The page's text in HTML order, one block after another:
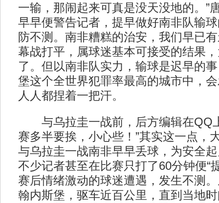
一输，那闹起来可真是没天没地的。”
早早便警告记者，提早做好南非队输球
防不测。南非糟糕的治安，我们早已
幕战打平，属球迷基本可接受的结果
了。但以南非队实力，输球是迟早的
堡这个全世界犯罪率最高的城市中，
人人都捏着一把汗。
与乌拉圭一战前，后方编辑在QQ
赛多半要挨，小心些！”其实这一点，
与乌拉圭一战南非早早丢球，为安全
不少记者甚至在比赛只打了60分钟便“
赛后情绪激动的球迷遭遇，发生不测
翰内斯堡，驱车近百公里，直到当地